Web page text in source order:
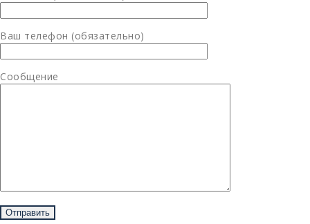
Ваш телефон (обязательно)
Сообщение